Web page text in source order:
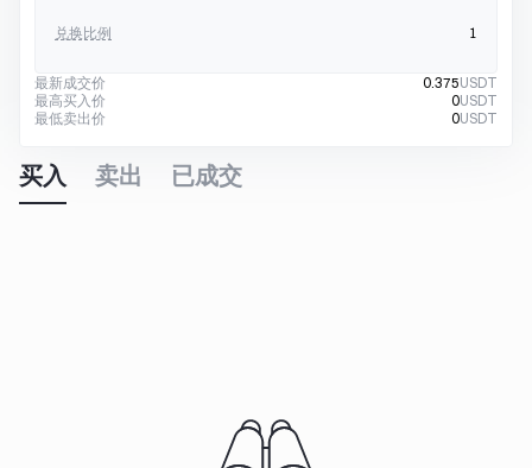
兑换比例 1
最新成交价 0.375USDT
最高买入价
0USDT
最低卖出价
0USDT
买入 卖出 已成交